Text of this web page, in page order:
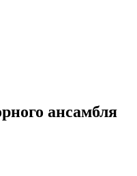
ансамбля